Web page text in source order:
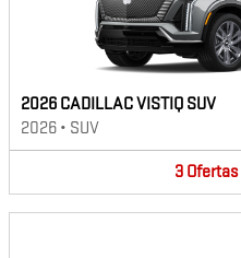
2026 CADILLAC VISTIQ SUV
2026 • SUV
3 Ofertas